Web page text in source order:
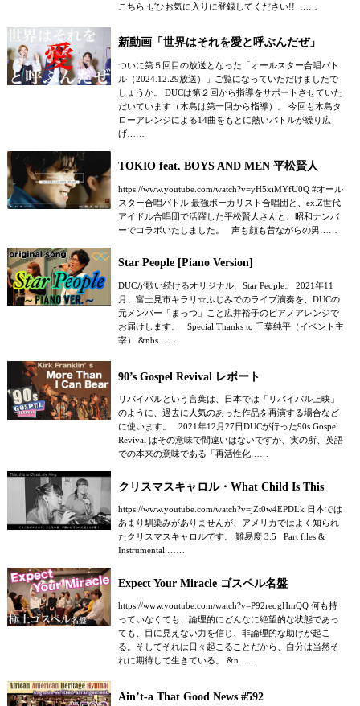
こちら ぜひお気に入りに登録してください!! ……
新動画「世界はそれを愛と呼ぶんだぜ」
ついに第５回目の放送となった「オールスター合唱バト
ル（2024.12.29放送）」ご覧になっていただけましたで
しょうか。 DUCは第２回から指導をサポートさせていた
だいています（木島は第一回から指導）。 今回も木島タ
ローアレンジによる14曲をもとに熱いバトルが繰り広
げ……
TOKIO feat. BOYS AND MEN 平松賢人
https://www.youtube.com/watch?v=yH5xiMYfU0Q #オール
スター合唱バトル 最強ボーカリスト合唱団と、ex.Z世代
アイドル合唱団で活躍した平松賢人さんと、昭和ナンバ
ーでコラボいたしました。 声も顔も昔ながらの男……
Star People [Piano Version]
DUCが歌い続けるオリジナル、Star People。 2021年11
月、富士見市キラリ☆ふじみでのライブ演奏を、DUCの
元メンバー「まっつ」こと広井裕子のピアノアレンジで
お届けします。 Special Thanks to 千葉純平（イベント主
宰） &nbs……
90’s Gospel Revival レポート
リバイバルという言葉は、日本では「リバイバル上映」
のように、過去に人気のあった作品を再演する場合など
に使います。 2021年12月27日DUCが行った90s Gospel
Revival はその意味で間違いはないですが、実の所、英語
での本来の意味である「再活性化……
クリスマスキャロル・What Child Is This
https://www.youtube.com/watch?v=jZt0w4EPDLk 日本では
あまり馴染みがありませんが、アメリカではよく知られ
たクリスマスキャロルです。 難易度 3.5 Part files &
Instrumental ……
Expect Your Miracle ゴスペル名盤
https://www.youtube.com/watch?v=P92reogHmQQ 何も持
っていなくても、論理的にどんなに絶望的な状態であっ
ても、目に見えない力を信じ、非論理的な助けが起こ
る。そしてそれは日々起こることだから、自分は当然そ
れに期待して生きている。 &n……
Ain’t-a That Good News #592